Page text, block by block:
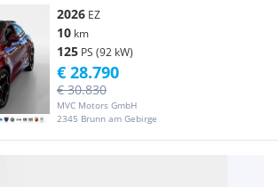
2026 EZ
10 km
125 PS (92 kW)
MVC Motors GmbH
2345 Brunn am Gebirge
€ 30.830
€ 28.790